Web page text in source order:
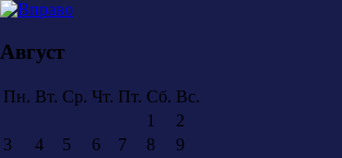
Август
Пн. Вт. Ср. Чт. Пт. Сб. Вс.
1
2
3
4 5 6 7 8
9